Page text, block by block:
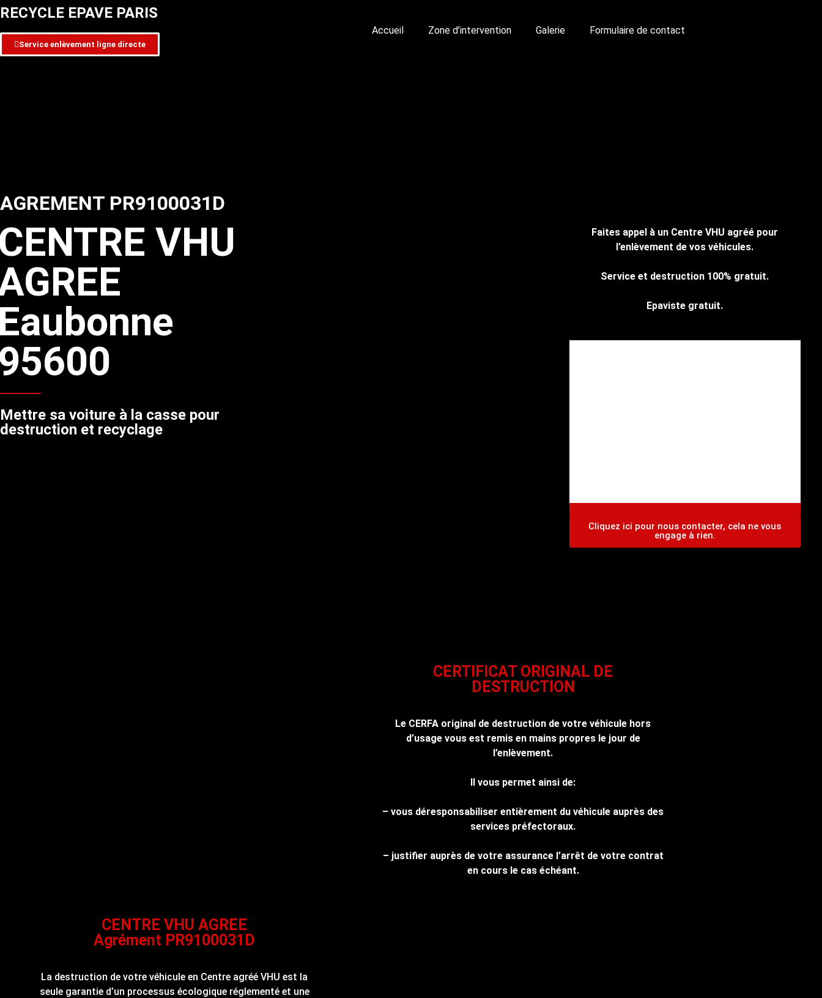
RECYCLE EPAVE PARIS
Service enlèvement ligne directe
Accueil Zone d’intervention Galerie Formulaire de contact
AGREMENT PR9100031D
VHU
Mettre sa voiture à la casse pour
destruction et recyclage
Faites appel à un Centre VHU agréé pour
l’enlèvement de vos véhicules.
Service et destruction 100% gratuit.
Epaviste gratuit.
Cliquez ici pour nous contacter, cela ne vous
engage à rien.
CERTIFICAT ORIGINAL DE
DESTRUCTION
Le CERFA original de destruction de votre véhicule hors
d’usage vous est remis en mains propres le jour de
l’enlèvement.
Il vous permet ainsi de:
– vous déresponsabiliser entièrement du véhicule auprès des
services préfectoraux.
– justifier auprès de votre assurance l’arrêt de votre contrat
en cours le cas échéant.
CENTRE VHU AGREE
Agrément PR9100031D
La destruction de votre véhicule en Centre agréé VHU est la
seule garantie d’un processus écologique réglementé et une